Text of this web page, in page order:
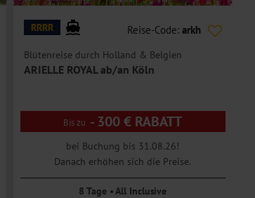
RRRR Reise-Code: arkh
Blütenreise durch Holland & Belgien
ARIELLE ROYAL ab/an Köln
- 300 € RABATT
bei Buchung bis 31.08.26!
Danach erhöhen sich die Preise.
8 Tage • All Inclusive